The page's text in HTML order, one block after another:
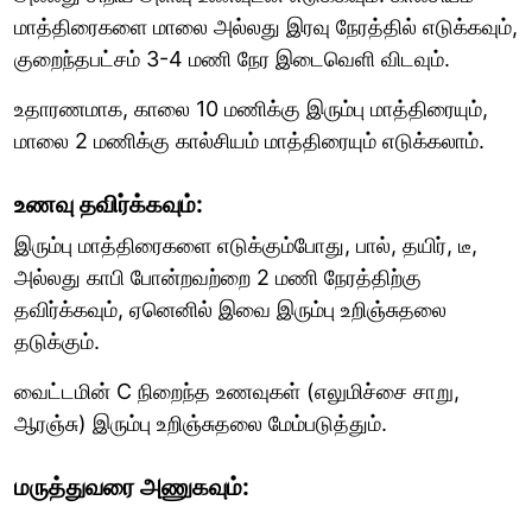
மாத்திரைகளை மாலை அல்லது இரவு நேரத்தில் எடுக்கவும்,
குறைந்தபட்சம் 3-4 மணி நேர இடைவெளி விடவும்.
உதாரணமாக, காலை 10 மணிக்கு இரும்பு மாத்திரையும்,
மாலை 2 மணிக்கு கால்சியம் மாத்திரையும் எடுக்கலாம்.
உணவு தவிர்க்கவும்:
இரும்பு மாத்திரைகளை எடுக்கும்போது, பால், தயிர், டீ,
அல்லது காபி போன்றவற்றை 2 மணி நேரத்திற்கு
தவிர்க்கவும், ஏனெனில் இவை இரும்பு உறிஞ்சுதலை
தடுக்கும்.
வைட்டமின் C நிறைந்த உணவுகள் (எலுமிச்சை சாறு,
ஆரஞ்சு) இரும்பு உறிஞ்சுதலை மேம்படுத்தும்.
மருத்துவரை அணுகவும்: